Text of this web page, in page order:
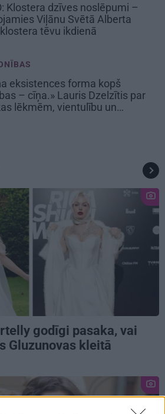
Klostera dzīves noslēpumi –
Viļānu Svētā Alberta
tēvu ikdienā
eksistences forma kopš
– cīņa.» Lauris Dzelzītis par
lēkmēm, vientulību un
godīgi pasaka, vai
Gluzunovas kleitā